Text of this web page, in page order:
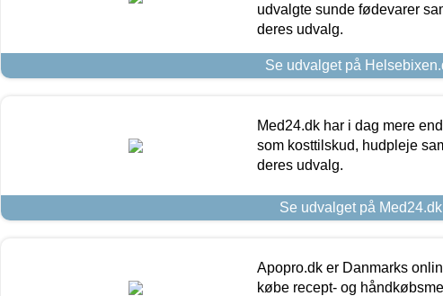
udvalgte sunde fødevarer
deres udvalg.
Se udvalget på
Med24.dk har i dag mere
som kosttilskud, hudpleje
deres udvalg.
Se udvalget på Med24.dk
Apopro.dk er Danmarks
købe recept- og